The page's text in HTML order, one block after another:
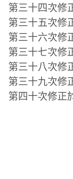
第三十四次修
第三十五次修
第三十六次修
第三十七次修
第三十八次修
第三十九次修
第四十次修正